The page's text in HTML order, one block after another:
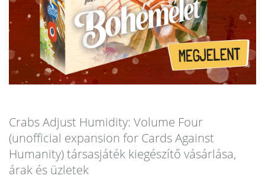
Crabs Adjust Humidity: Volume Four
(unofficial expansion for Cards Against
Humanity) társasjáték kiegészítő vásárlása,
árak és üzletek